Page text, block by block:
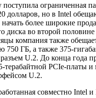
ограниченная
долларов, но в Intel
начать более широкие
диска во второй
компания также
750 ГБ, а также 375-
U.2. До конца года
терабайтной PCIe-платы
U.2.
совместно Intel и